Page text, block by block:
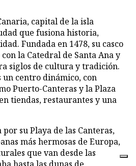
capital de la isla
que fusiona historia,
Fundada en 1478, su casco
la Catedral de Santa Ana y
siglos de cultura y tradición.
centro dinámico, con
Puerto-Canteras y la Plaza
tiendas, restaurantes y una
por su Playa de las Canteras,
más hermosas de Europa,
que van desde las